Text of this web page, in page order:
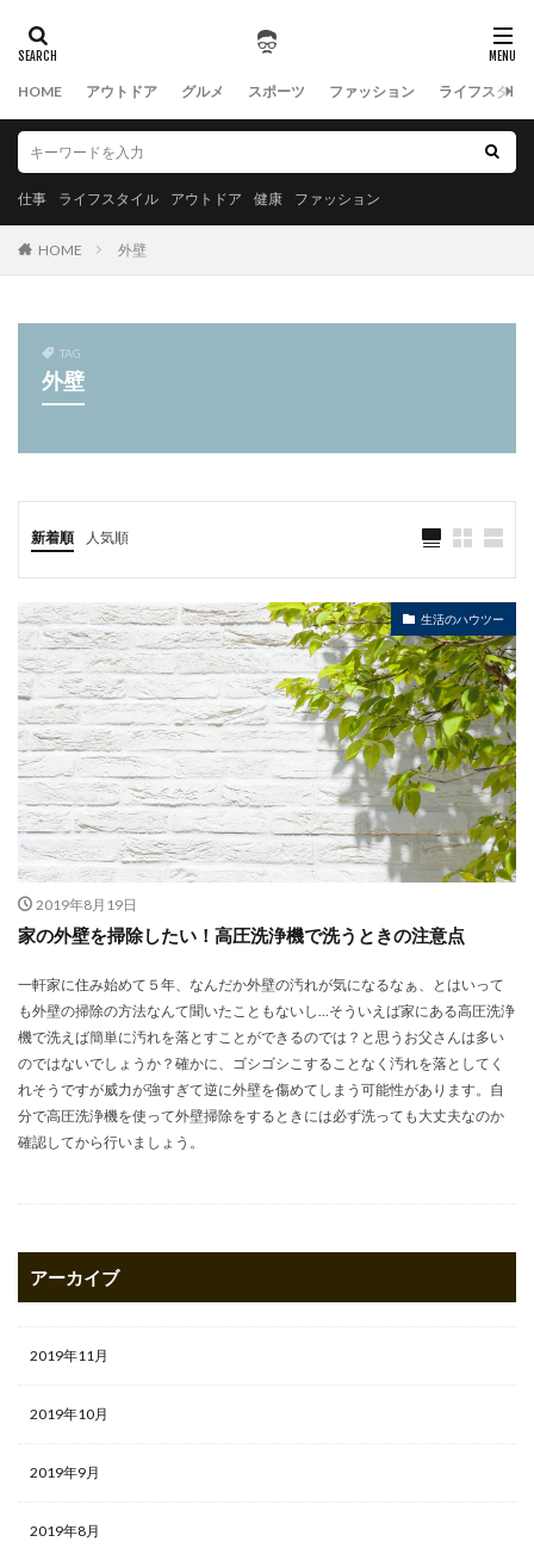
HOME アウトドア グルメ スポーツ ファッション ライフスタイ
仕事 ライフスタイル アウトドア 健康 ファッション
HOME 外壁
TAG
外壁
新着順 人気順
生活のハウツー
2019年8月19日
家の外壁を掃除したい！高圧洗浄機で洗うときの注意点
一軒家に住み始めて５年、なんだか外壁の汚れが気になるなぁ、とはいって
も外壁の掃除の方法なんて聞いたこともないし…そういえば家にある高圧洗浄
機で洗えば簡単に汚れを落とすことができるのでは？と思うお父さんは多い
のではないでしょうか？確かに、ゴシゴシこすることなく汚れを落としてく
れそうですが威力が強すぎて逆に外壁を傷めてしまう可能性があります。自
分で高圧洗浄機を使って外壁掃除をするときには必ず洗っても大丈夫なのか
確認してから行いましょう。
アーカイブ
2019年11月
2019年10月
2019年9月
2019年8月